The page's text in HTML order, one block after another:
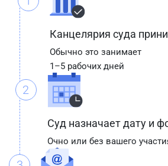
Канцелярия суда
Обычно это занимает
1–5 рабочих дней
2
Суд назначает дату и
Очно или без вашего